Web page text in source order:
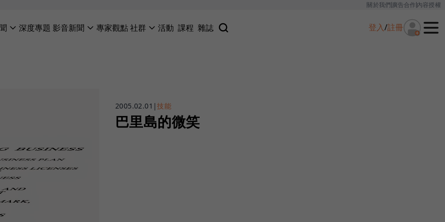
關於我們廣告合作內容授權
深度專題 影音新聞 專家觀點社群 活動 課程 雜誌 登入/註冊
2005.02.01 |技能
巴里島的微笑